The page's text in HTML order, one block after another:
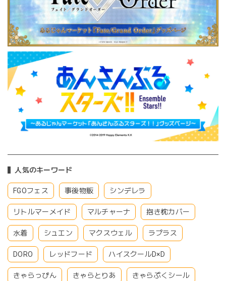
人気のキーワード
FGOフェス 事後物販 シンデレラ
リトルマーメイド マルチャーナ 抱き枕カバー
水着 シュエン マクスウェル ラプラス
DORO レッドフード ハイスクールD×D
きゃらっぴん きゃらとりあ きゃらぷくシール